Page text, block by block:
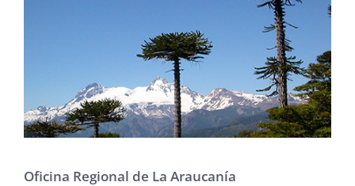
Oficina Regional de La Araucanía